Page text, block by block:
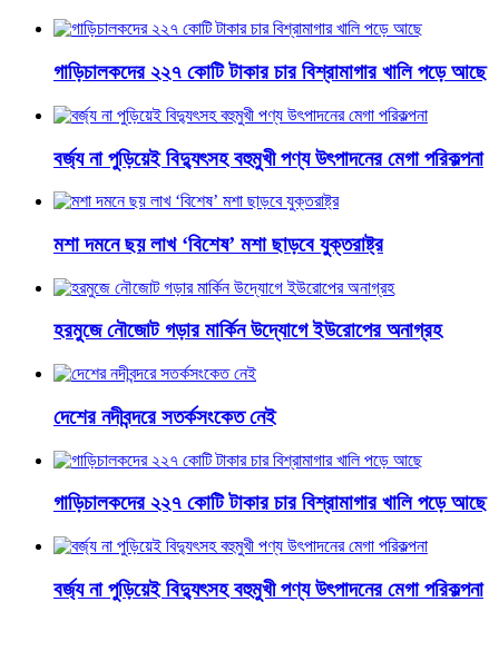
গাড়িচালকদের ২২৭ কোটি টাকার চার বিশ্রামাগার খালি পড়ে আছে
বর্জ্য না পুড়িয়েই বিদ্যুৎসহ বহুমুখী পণ্য উৎপাদনের মেগা পরিকল্পনা
মশা দমনে ছয় লাখ ‘বিশেষ’ মশা ছাড়বে যুক্তরাষ্ট্র
হরমুজে নৌজোট গড়ার মার্কিন উদ্যোগে ইউরোপের অনাগ্রহ
দেশের নদীবন্দরে সতর্কসংকেত নেই
গাড়িচালকদের ২২৭ কোটি টাকার চার বিশ্রামাগার খালি পড়ে আছে
বর্জ্য না পুড়িয়েই বিদ্যুৎসহ বহুমুখী পণ্য উৎপাদনের মেগা পরিকল্পনা